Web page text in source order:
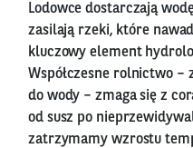
Lodowce dostarczają
zasilają rzeki, które
kluczowy element
Współczesne rolnictwo –
do wody – zmaga się z
od susz po
zatrzymamy wzrostu